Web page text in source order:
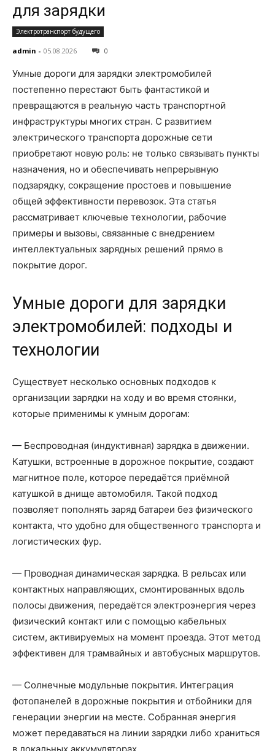
для зарядки
Электротранспорт будущего
admin - 05.08.2026 0
Умные дороги для зарядки электромобилей
постепенно перестают быть фантастикой и
превращаются в реальную часть транспортной
инфраструктуры многих стран. С развитием
электрического транспорта дорожные сети
приобретают новую роль: не только связывать пункты
назначения, но и обеспечивать непрерывную
подзарядку, сокращение простоев и повышение
общей эффективности перевозок. Эта статья
рассматривает ключевые технологии, рабочие
примеры и вызовы, связанные с внедрением
интеллектуальных зарядных решений прямо в
покрытие дорог.
Умные дороги для зарядки
электромобилей: подходы и
технологии
Существует несколько основных подходов к
организации зарядки на ходу и во время стоянки,
которые применимы к умным дорогам:
— Беспроводная (индуктивная) зарядка в движении.
Катушки, встроенные в дорожное покрытие, создают
магнитное поле, которое передаётся приёмной
катушкой в днище автомобиля. Такой подход
позволяет пополнять заряд батареи без физического
контакта, что удобно для общественного транспорта и
логистических фур.
— Проводная динамическая зарядка. В рельсах или
контактных направляющих, смонтированных вдоль
полосы движения, передаётся электроэнергия через
физический контакт или с помощью кабельных
систем, активируемых на момент проезда. Этот метод
эффективен для трамвайных и автобусных маршрутов.
— Солнечные модульные покрытия. Интеграция
фотопанелей в дорожные покрытия и отбойники для
генерации энергии на месте. Собранная энергия
может передаваться на линии зарядки либо храниться